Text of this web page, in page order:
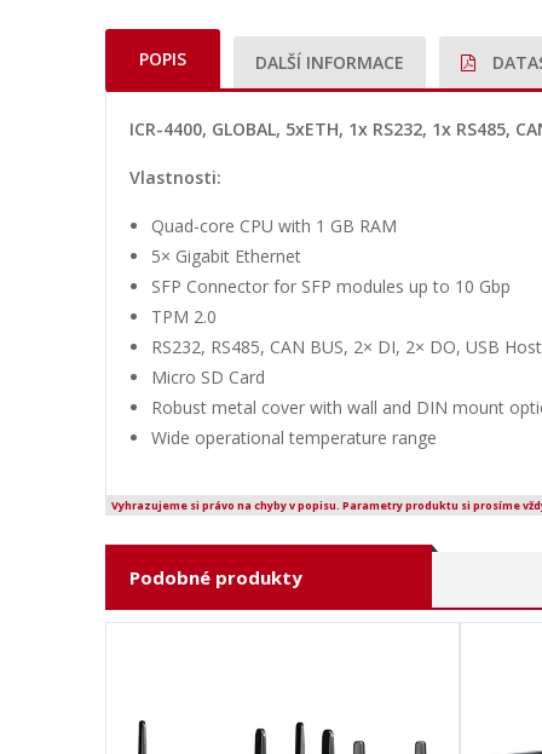
POPIS DALŠÍ INFORMACE
ICR-4400, GLOBAL, 5xETH, 1x RS232, 1x RS485,
Vlastnosti:
Quad-core CPU with 1 GB RAM
5× Gigabit Ethernet
SFP Connector for SFP modules up to 10 Gbp
TPM 2.0
RS232, RS485, CAN BUS, 2× DI, 2× DO, USB Host
Micro SD Card
Robust metal cover with wall and DIN mount
Wide operational temperature range
Vyhrazujeme si právo na chyby v popisu. Parametry produktu si prosíme
Podobné produkty